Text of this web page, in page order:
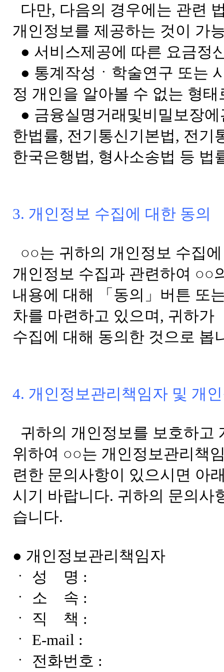
다만, 다음의 경우에는 관련
개인정보를 제공하는 것이 가
● 서비스제공에 따른 요금정
● 통계작성ㆍ학술연구 또는
정 개인을 알아볼 수 없는 형
● 금융실명거래및비밀보장
한법률, 전기통신기본법, 전기
한국은행법, 형사소송법 등 법
3. 개인정보 수집에 대한 동의
○○는 귀하의 개인정보 수집
개인정보 수집과 관련하여 ○○
내용에 대해 「동의」버튼 또
차를 마련하고 있으며, 귀하가
수집에 대해 동의한 것으로 봅
4. 개인정보관리책임자 및 개
귀하의 개인정보를 보호하고
위하여 ○○는 개인정보관리책
련한 문의사항이 있으시면 아
시기 바랍니다. 귀하의 문의사
습니다.
● 개인정보관리책임자
ㆍ 성 명 :
ㆍ 소 속 :
ㆍ 직 책 :
ㆍ E-mail :
ㆍ 전화번호 :